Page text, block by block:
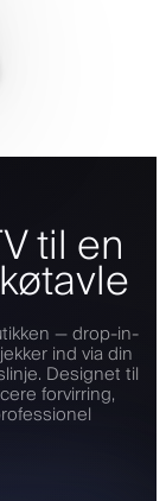
til en
— drop-in-
ind via din
Designet til
forvirring,